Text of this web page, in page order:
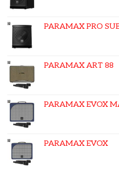
PARAMAX PRO
PARAMAX ART 88
PARAMAX EVOX
PARAMAX EVOX